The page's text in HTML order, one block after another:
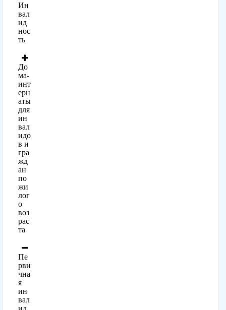
Ин
вал
ид
нос
ть
До
ма-
инт
ерн
аты
для
ин
вал
идо
в и
гра
жд
ан
по
жи
лог
о
воз
рас
та
Пе
рви
чна
я
ин
вал
ид